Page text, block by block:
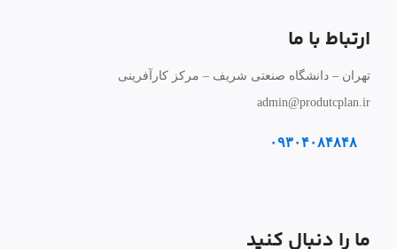
ارتباط با ما
تهران – دانشگاه صنعتی شریف – مرکز کارآفرینی
admin@produtcplan.ir
۰۹۳۰۴۰۸۴۸۴۸
ما را دنبال کنید